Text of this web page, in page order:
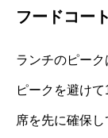
フードコー
ランチのピーク
ピークを避け
席を先に確保